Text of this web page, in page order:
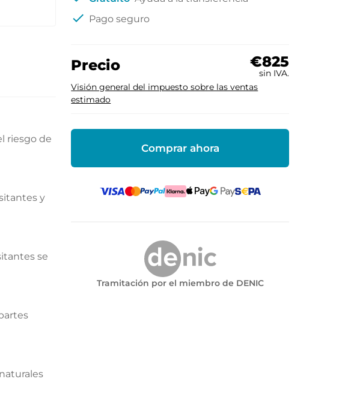
check Pago seguro
Precio €825
sin IVA.
Visión general del impuesto sobre las ventas
estimado
Comprar ahora
Tramitación por el miembro de DENIC
riesgo de
y
se